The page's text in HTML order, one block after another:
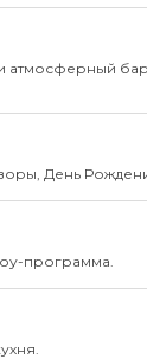
атмосферный
День
программа.